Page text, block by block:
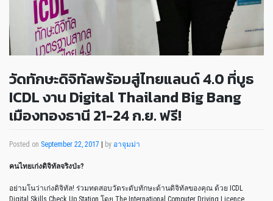
วัดทักษะดิจิทัลพร้อมสู่ไทยแลนด์ 4.0 ที่บูธ
ICDL งาน Digital Thailand Big Bang
เมืองทองธานี 21-24 ก.ย. ฟรี!
Posted on September 22, 2017 | by อาจุมม่า
คนไทยเก่งดิจิทัลจริงป่ะ?
อย่ามโนว่าเก่งดิจิทัล! ร่วมทดสอบวัดระดับทักษะด้านดิจิทัลของคุณ ด้วย ICDL
Digital Skills Check Up Station โดย The International Computer Driving Licence